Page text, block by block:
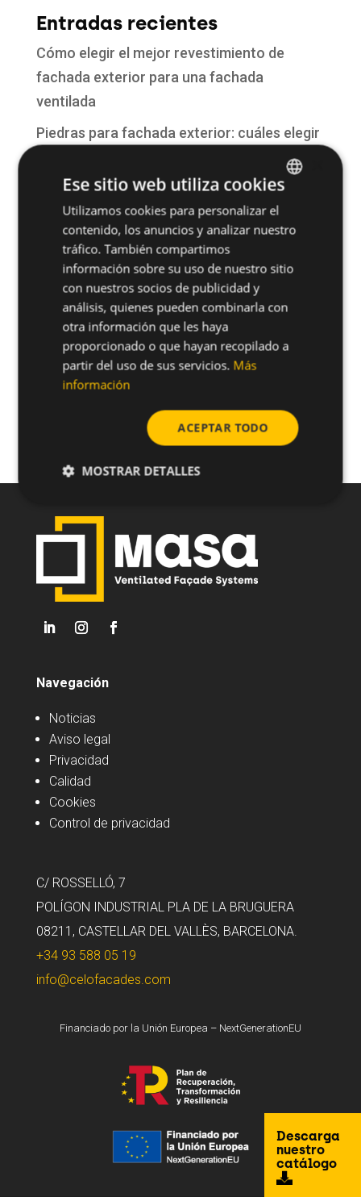
Entradas recientes
Cómo elegir el mejor revestimiento de
fachada exterior para una fachada
ventilada
Piedras para fachada exterior: cuáles elegir
¿Qué es una fachada? Funciones, tipos y
sistemas constructivos
Fachada ventilada para hotel: la mejor
solución para rehabilitaciones y obra nueva
San Antonio, patrón de la construcción:
tradición, seguridad y futuro en la
edificación
Comentarios recientes
No hay comentarios que mostrar.
Navegación
Noticias
Aviso legal
Privacidad
Calidad
Cookies
Control de privacidad
C/ ROSSELLÓ, 7
POLÍGON INDUSTRIAL PLA DE LA BRUGUERA
08211, CASTELLAR DEL VALLÈS, BARCELONA.
+34 93 588 05 19
info@celofacades.com
Descarga
nuestro
catálogo
Financiado por la Unión Europea – NextGenerationEU
SPANISH
ENGLISH
Ese sitio web utiliza cookies
Utilizamos cookies para personalizar el
contenido, los anuncios y analizar nuestro
tráfico. También compartimos
información sobre su uso de nuestro sitio
con nuestros socios de publicidad y
análisis, quienes pueden combinarla con
otra información que les haya
proporcionado o que hayan recopilado a
partir del uso de sus servicios. Más
información
ACEPTAR TODO
MOSTRAR DETALLES